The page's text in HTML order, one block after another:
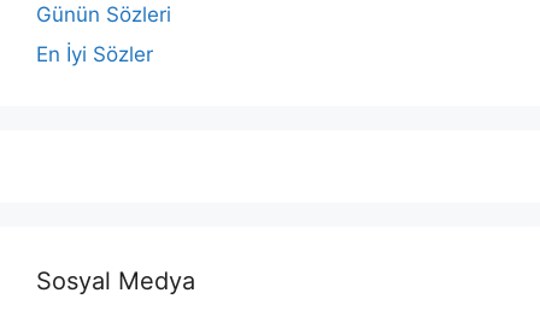
Günün Sözleri
En İyi Sözler
Sosyal Medya